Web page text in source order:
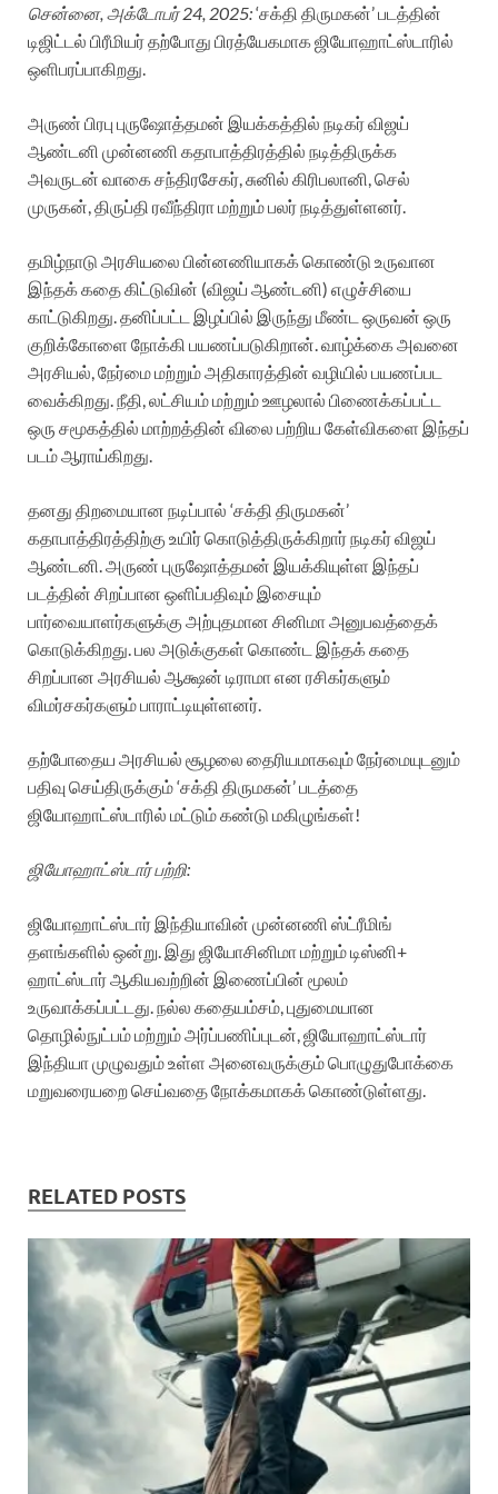
சென்னை, அக்டோபர் 24, 2025:‘சக்தி திருமகன்’ படத்தின்
டிஜிட்டல் பிரீமியர் தற்போது பிரத்யேகமாக ஜியோஹாட்ஸ்டாரில்
ஒளிபரப்பாகிறது.
அருண் பிரபு புருஷோத்தமன் இயக்கத்தில் நடிகர் விஜய்
ஆண்டனி முன்னணி கதாபாத்திரத்தில் நடித்திருக்க
அவருடன் வாகை சந்திரசேகர், சுனில் கிரிபலானி, செல்
முருகன், திருப்தி ரவீந்திரா மற்றும் பலர் நடித்துள்ளனர்.
தமிழ்நாடு அரசியலை பின்னணியாகக் கொண்டு உருவான
இந்தக் கதை கிட்டுவின் (விஜய் ஆண்டனி) எழுச்சியை
காட்டுகிறது. தனிப்பட்ட இழப்பில் இருந்து மீண்ட ஒருவன் ஒரு
குறிக்கோளை நோக்கி பயணப்படுகிறான். வாழ்க்கை அவனை
அரசியல், நேர்மை மற்றும் அதிகாரத்தின் வழியில் பயணப்பட
வைக்கிறது. நீதி, லட்சியம் மற்றும் ஊழலால் பிணைக்கப்பட்ட
ஒரு சமூகத்தில் மாற்றத்தின் விலை பற்றிய கேள்விகளை இந்தப்
படம் ஆராய்கிறது.
தனது திறமையான நடிப்பால் ‘சக்தி திருமகன்’
கதாபாத்திரத்திற்கு உயிர் கொடுத்திருக்கிறார் நடிகர் விஜய்
ஆண்டனி. அருண் புருஷோத்தமன் இயக்கியுள்ள இந்தப்
படத்தின் சிறப்பான ஒளிப்பதிவும் இசையும்
பார்வையாளர்களுக்கு அற்புதமான சினிமா அனுபவத்தைக்
கொடுக்கிறது. பல அடுக்குகள் கொண்ட இந்தக் கதை
சிறப்பான அரசியல் ஆக்ஷன் டிராமா என ரசிகர்களும்
விமர்சகர்களும் பாராட்டியுள்ளனர்.
தற்போதைய அரசியல் சூழலை தைரியமாகவும் நேர்மையுடனும்
பதிவு செய்திருக்கும் ‘சக்தி திருமகன்’ படத்தை
ஜியோஹாட்ஸ்டாரில் மட்டும் கண்டு மகிழுங்கள்!
ஜியோஹாட்ஸ்டார் பற்றி:
ஜியோஹாட்ஸ்டார் இந்தியாவின் முன்னணி ஸ்ட்ரீமிங்
தளங்களில் ஒன்று. இது ஜியோசினிமா மற்றும் டிஸ்னி+
ஹாட்ஸ்டார் ஆகியவற்றின் இணைப்பின் மூலம்
உருவாக்கப்பட்டது. நல்ல கதையம்சம், புதுமையான
தொழில்நுட்பம் மற்றும் அர்ப்பணிப்புடன், ஜியோஹாட்ஸ்டார்
இந்தியா முழுவதும் உள்ள அனைவருக்கும் பொழுதுபோக்கை
மறுவரையறை செய்வதை நோக்கமாகக் கொண்டுள்ளது.
RELATED POSTS